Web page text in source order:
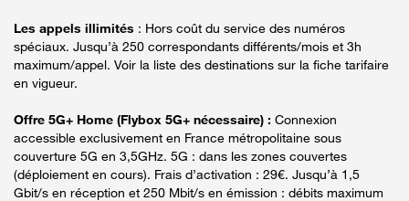
Les appels illimités : Hors coût du service des numéros
spéciaux. Jusqu’à 250 correspondants différents/mois et 3h
maximum/appel. Voir la liste des destinations sur la fiche tarifaire
en vigueur.
Offre 5G+ Home (Flybox 5G+ nécessaire) : Connexion
accessible exclusivement en France métropolitaine sous
couverture 5G en 3,5GHz. 5G : dans les zones couvertes
(déploiement en cours). Frais d’activation : 29€. Jusqu’à 1,5
Gbit/s en réception et 250 Mbit/s en émission : débits maximum